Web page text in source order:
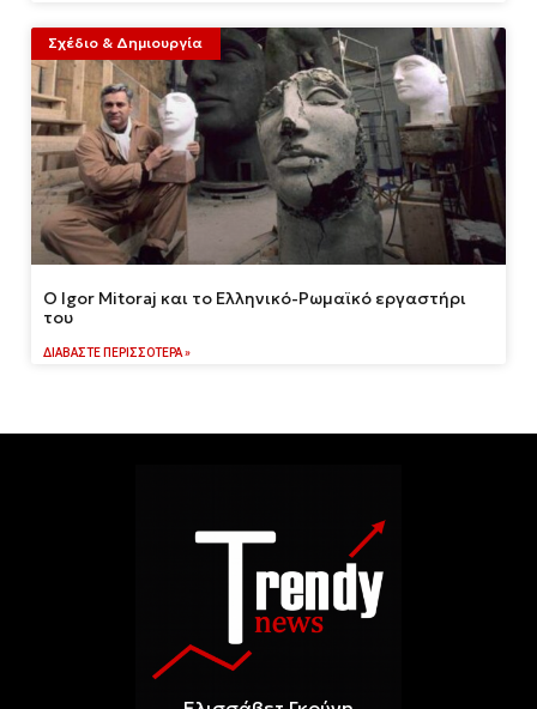
Σχέδιο & Δημιουργία
Ο Igor Mitoraj και το Ελληνικό-Ρωμαϊκό εργαστήρι
του
ΔΙΑΒΆΣΤΕ ΠΕΡΙΣΣΌΤΕΡΑ »